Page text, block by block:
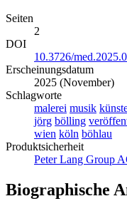
Seiten
2
DOI
10.3726/
Erscheinungsdatum
2025 (November)
Schlagworte
malerei musik
jörg bölling
wien köln böhlau
Produktsicherheit
Peter Lang Group
Biographische